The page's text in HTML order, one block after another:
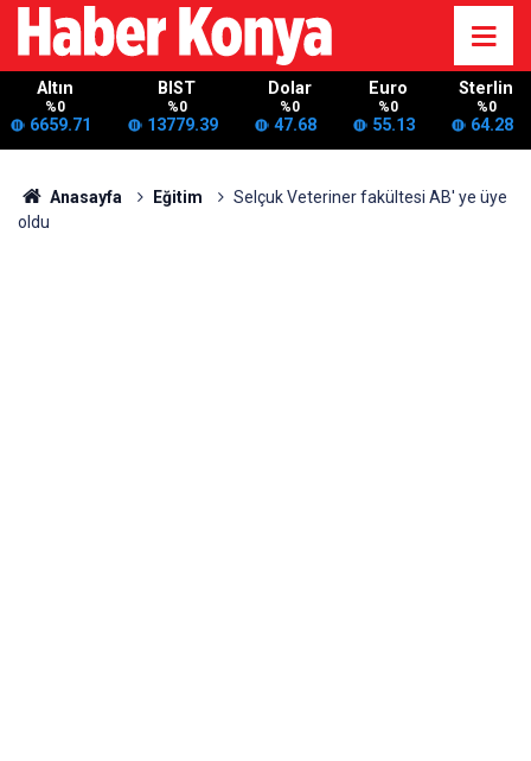
Altın
%0
6659.71
BIST
%0
13779.39
Dolar
%0
47.68
Euro
%0
55.13
Sterlin
%0
64.28
Anasayfa Eğitim
Selçuk Veteriner fakültesi AB' ye üye
oldu